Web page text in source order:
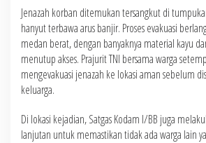
Jenazah korban ditemukan tersangkut di
hanyut terbawa arus banjir. Proses evakuasi
medan berat, dengan banyaknya material kayu
menutup akses. Prajurit TNI bersama warga
mengevakuasi jenazah ke lokasi aman sebelum
keluarga.
Di lokasi kejadian, Satgas Kodam I/BB juga
lanjutan untuk memastikan tidak ada warga lain